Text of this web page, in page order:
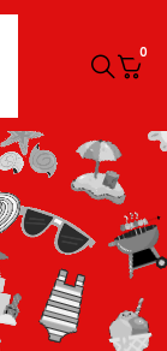
0